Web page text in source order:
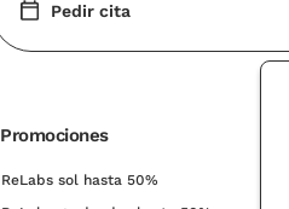
Pedir cita
Promociones
ReLabs sol hasta 50%